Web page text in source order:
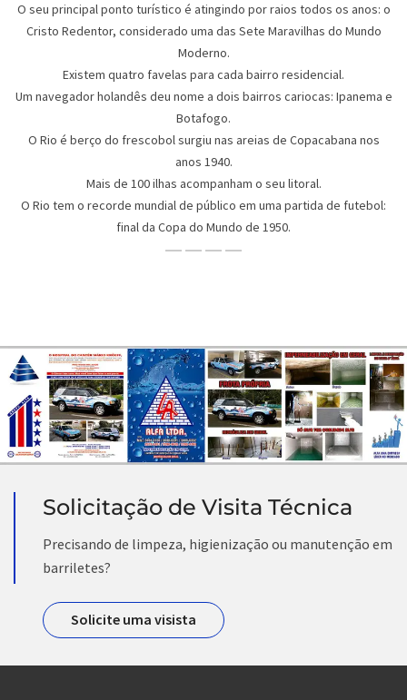
O seu principal ponto turístico é atingindo por raios todos os anos: o
Cristo Redentor, considerado uma das Sete Maravilhas do Mundo
Moderno.
Existem quatro favelas para cada bairro residencial.
Um navegador holandês deu nome a dois bairros cariocas: Ipanema e
Botafogo.
O Rio é berço do frescobol surgiu nas areias de Copacabana nos
anos 1940.
Mais de 100 ilhas acompanham o seu litoral.
O Rio tem o recorde mundial de público em uma partida de futebol:
final da Copa do Mundo de 1950.
Solicitação de Visita Técnica
Precisando de limpeza, higienização ou manutenção em
barriletes?
Solicite uma visista